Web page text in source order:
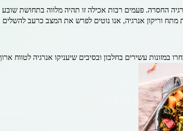
החסרה. פעמים רבות אכילה זו תהיה מלווה בתחושת
וריקון אנרגיה, אנו נוטים לפרש את המצב כרעב
עשירים בחלבון ובסיבים שיעניקו אנרגיה לטווח